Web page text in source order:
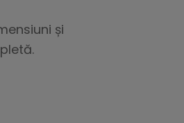
și